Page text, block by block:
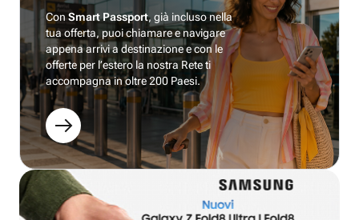
ConSmart Passport, già incluso nella
tua offerta, puoi chiamare e navigare
appena arrivi a destinazione e con le
offerte per l’estero la nostra Rete ti
accompagna in oltre 200 Paesi.